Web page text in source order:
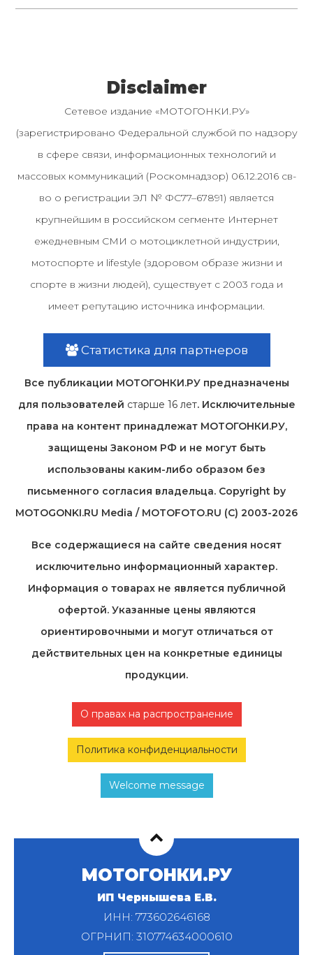
Disclaimer
Сетевое издание «МОТОГОНКИ.РУ»
(зарегистрировано Федеральной службой по надзору
в сфере связи, информационных технологий и
массовых коммуникаций (Роскомнадзор) 06.12.2016 св-
во о регистрации ЭЛ № ФС77–67891) является
крупнейшим в российском сегменте Интернет
ежедневным СМИ о мотоциклетной индустрии,
мотоспорте и lifestyle (здоровом образе жизни и
спорте в жизни людей), существует с 2003 года и
имеет репутацию источника информации.
Статистика для партнеров
Все публикации МОТОГОНКИ.РУ предназначены
для пользователей старше 16 лет. Исключительные
права на контент принадлежат МОТОГОНКИ.РУ,
защищены Законом РФ и не могут быть
использованы каким-либо образом без
письменного согласия владельца. Copyright by
MOTOGONKI.RU Media / MOTOFOTO.RU (C) 2003-2026
Все содержащиеся на cайте сведения носят
исключительно информационный характер.
Информация о товарах не является публичной
офертой. Указанные цены являются
ориентировочными и могут отличаться от
действительных цен на конкретные единицы
продукции.
О правах на распространение
Политика конфиденциальности
Welcome message
МОТОГОНКИ.РУ
ИП Чернышева Е.В.
ИНН: 773602646168
ОГРНИП: 310774634000610